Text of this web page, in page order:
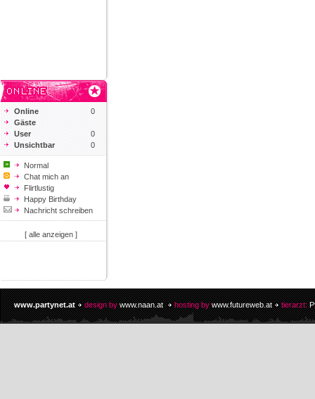
Online
0
Gäste
User
0
Unsichtbar
0
Normal
Chat mich an
Flirtlustig
Happy Birthday
Nachricht schreiben
[ alle anzeigen ]
www.partynet.at design by www.naan.at hosting by www.futureweb.at tierarzt: